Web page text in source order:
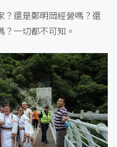
？還是鄭明岡經營嗎？還
一切都不可知。